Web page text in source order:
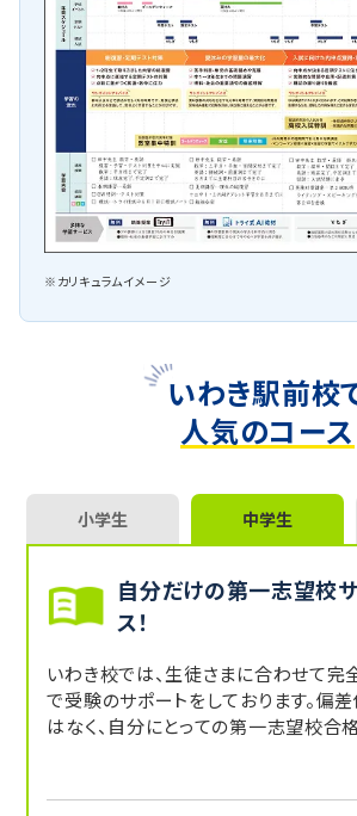
※カリキュラムイメージ
いわき駅前校
人気のコース
小学生 中学生
自分だけの第一志望校
ス！
いわき校では、生徒さまに合わせて完
で受験のサポートをしております。偏
はなく、自分にとっての第一志望校合